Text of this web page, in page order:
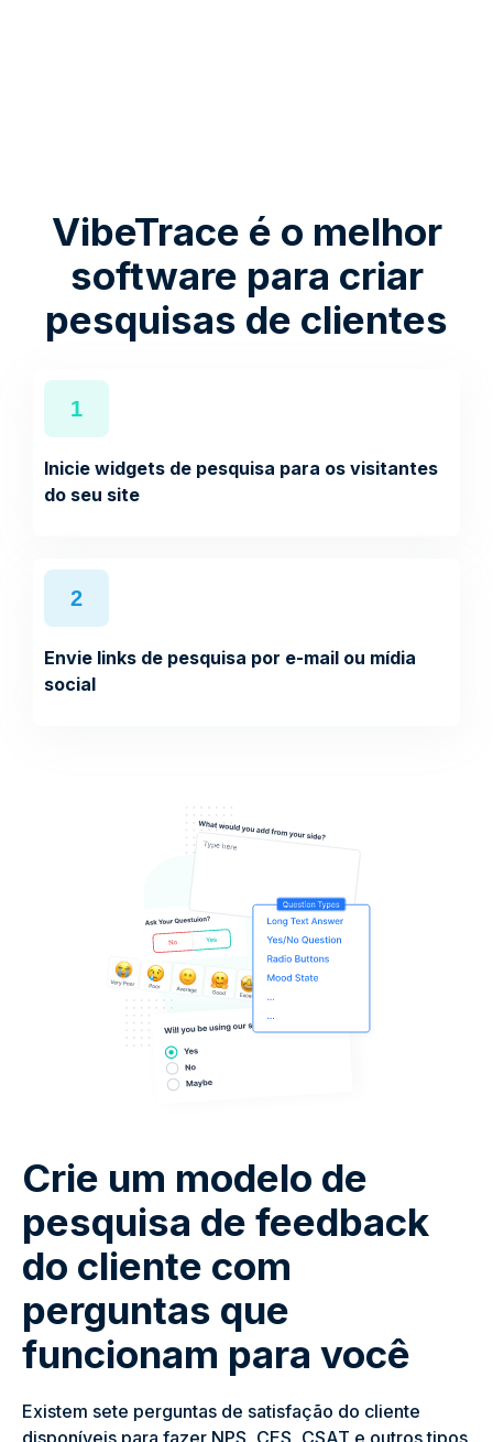
VibeTrace é o melhor
software para criar
pesquisas de clientes
1
Inicie widgets de pesquisa para os visitantes
do seu site
2
Envie links de pesquisa por e-mail ou mídia
social
Crie um modelo de
pesquisa de feedback
do cliente com
perguntas que
funcionam para você
Existem sete perguntas de satisfação do cliente
disponíveis para fazer NPS, CES, CSAT e outros tipos